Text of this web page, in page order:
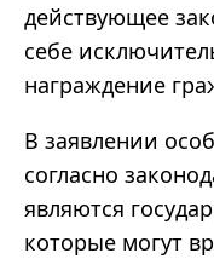
действующее
себе
награждение
В заявлении
согласно
являются
которые могут